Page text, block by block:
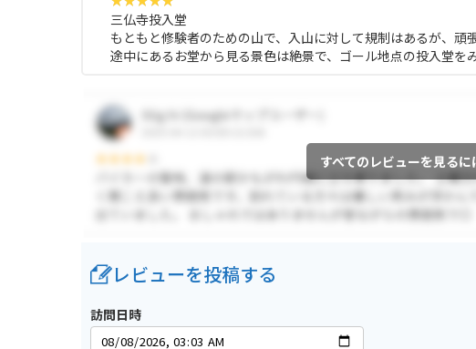
三仏寺投入堂
もともと修験者のための山で、入山に対して規制はあるが、頑
途中にあるお堂から見る景色は絶景で、ゴール地点の投入堂を
すべてのレビューを見るに
レビューを投稿する
訪問日時